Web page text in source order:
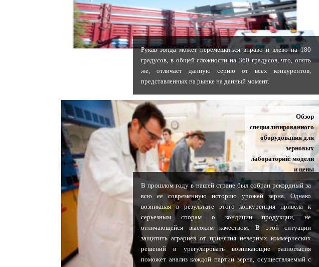
Рукав зонда может перемещаться вправо и влево на 180
градусов, в общей сложности на 360 градусов, что, опять
же, отличает данную серию от всех конкурентов,
представленных на рынке на данный момент.
Обзор
специализированного
оборудования для
зерновых
лабораторий: модели
и цены
В прошлом году в нашей стране был собран рекордный за
всю ее современную историю урожай зерна. Однако
возникшая в результате этого конкуренция привела к
серьезным спорам о кондиции продукции, не
отличающейся высоким качеством. В этой ситуации
защитить аграриев от принятия неверных коммерческих
решений и урегулировать возникающие разногласия
поможет анализ каждой партии зерна, осуществляемый с